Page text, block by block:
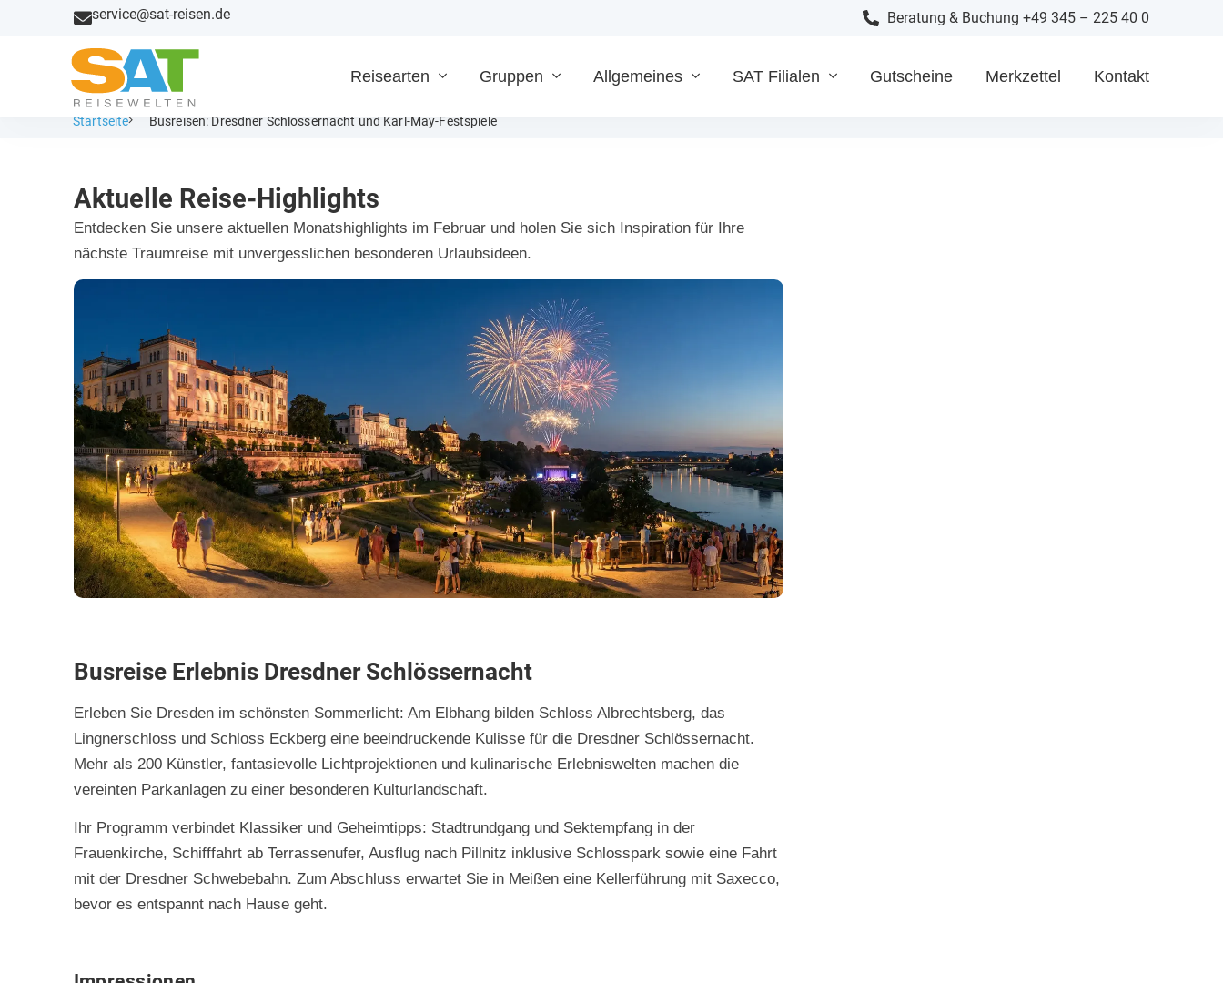
service@sat-reisen.de Beratung & Buchung +49 345 – 225 40 0
Reisearten Gruppen Allgemeines SAT Filialen Gutscheine Merkzettel Kontakt
Startseite Busreisen: Dresdner Schlössernacht und Karl-May-Festspiele
Aktuelle Reise-Highlights
Entdecken Sie unsere aktuellen Monatshighlights im Februar und holen Sie sich Inspiration für Ihre
nächste Traumreise mit unvergesslichen besonderen Urlaubsideen.
Busreise Erlebnis Dresdner Schlössernacht
Erleben Sie Dresden im schönsten Sommerlicht: Am Elbhang bilden Schloss Albrechtsberg, das
Lingnerschloss und Schloss Eckberg eine beeindruckende Kulisse für die Dresdner Schlössernacht.
Mehr als 200 Künstler, fantasievolle Lichtprojektionen und kulinarische Erlebniswelten machen die
vereinten Parkanlagen zu einer besonderen Kulturlandschaft.
Ihr Programm verbindet Klassiker und Geheimtipps: Stadtrundgang und Sektempfang in der
Frauenkirche, Schifffahrt ab Terrassenufer, Ausflug nach Pillnitz inklusive Schlosspark sowie eine Fahrt
mit der Dresdner Schwebebahn. Zum Abschluss erwartet Sie in Meißen eine Kellerführung mit Saxecco,
bevor es entspannt nach Hause geht.